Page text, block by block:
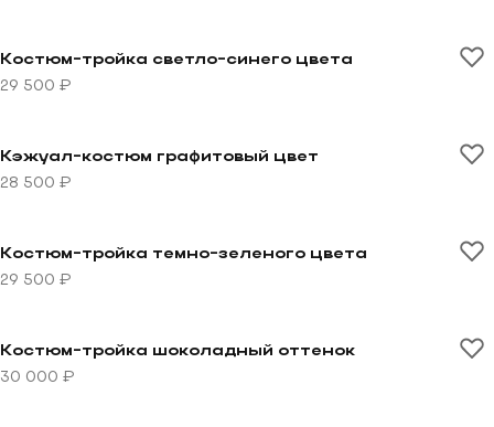
Перейти к товару Костюм-тройка светло-синего
Костюм-тройка светло-синего цвета
29 500 ₽
Перейти к товару Кэжуал-костюм графитовый цвет
Кэжуал-костюм графитовый цвет
28 500 ₽
Перейти к товару Костюм-тройка темно-зеленого
Костюм-тройка темно-зеленого цвета
29 500 ₽
Перейти к товару Костюм-тройка шоколадный
Костюм-тройка шоколадный оттенок
30 000 ₽